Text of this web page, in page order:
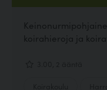
koirahieroja ja